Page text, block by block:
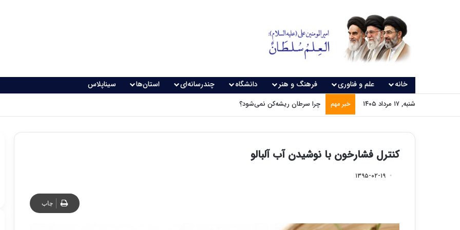
خانه علم و فناوری فرهنگ و هنر دانشگاه چندرسانه‌ای استان‌ها سیناپلاس
شنبه, ۱۷ مرداد ۱۴۰۵ خبر مهم چرا سرطان ریشه‌کن نمی‌شود؟
کنترل فشارخون با نوشیدن آب آلبالو
۱۳۹۵-۰۲-۱۹
چاپ